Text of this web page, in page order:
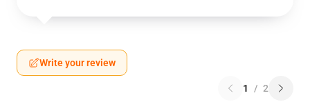
Write your review
1 / 2